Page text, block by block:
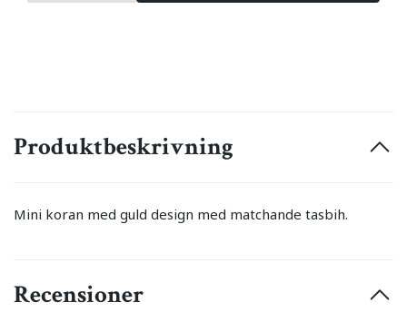
Produktbeskrivning
Mini koran med guld design med matchande tasbih.
Recensioner